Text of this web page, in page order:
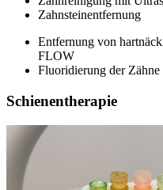
Zahnsteinentfernung
Entfernung von
FLOW
Fluoridierung der Zähne
Schienentherapie